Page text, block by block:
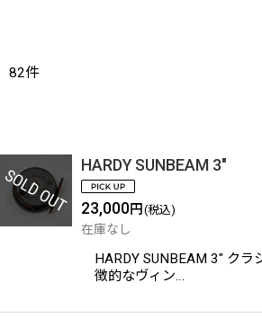
82件
HARDY SUNBEAM 3"
23,000円 (税込)
在庫なし
HARDY SUNBEAM 3" ク
徴的なヴィン…